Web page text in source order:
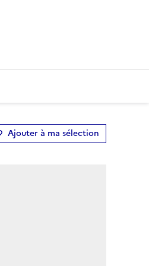
Ajouter à ma sélection